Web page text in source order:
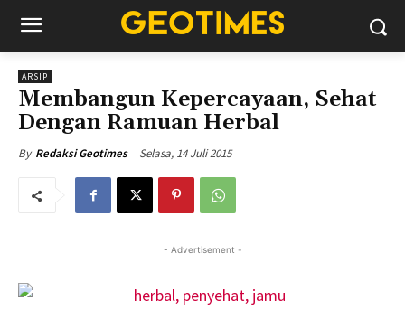
ARSIP
Membangun Kepercayaan, Sehat
Dengan Ramuan Herbal
By Redaksi Geotimes Selasa, 14 Juli 2015
- Advertisement -